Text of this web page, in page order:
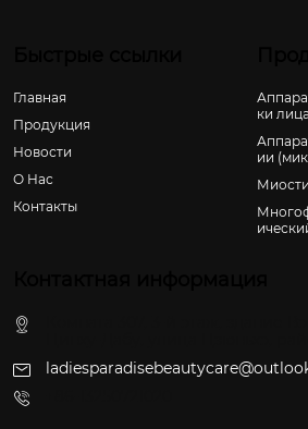
Главная
Продукция
Новости
О Hас
Контакты
ки
ии